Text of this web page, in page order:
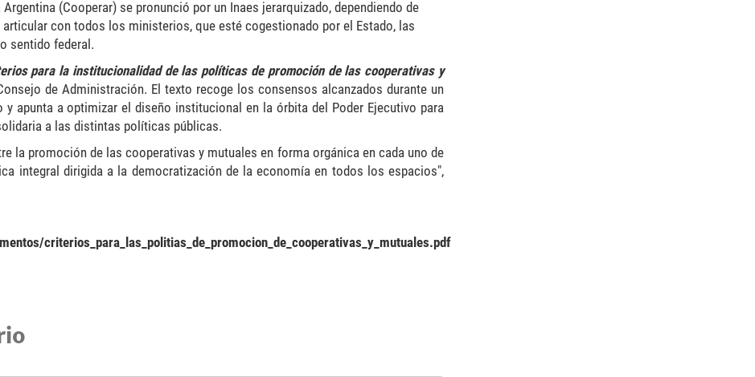
(Cooperar) se pronunció por un Inaes jerarquizado, dependiendo de
con todos los ministerios, que esté cogestionado por el Estado, las
sentido federal.
para la institucionalidad de las políticas de promoción de las cooperativas y
de Administración. El texto recoge los consensos alcanzados durante un
apunta a optimizar el diseño institucional en la órbita del Poder Ejecutivo para
a las distintas políticas públicas.
la promoción de las cooperativas y mutuales en forma orgánica en cada uno de
integral dirigida a la democratización de la economía en todos los espacios",
criterios_para_las_politias_de_promocion_de_cooperativas_y_mutuales.pdf